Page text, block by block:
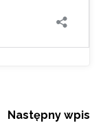
Następny wpis